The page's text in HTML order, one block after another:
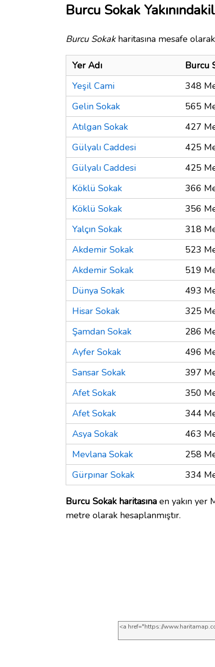
Burcu Sokak
Burcu Sokakharitasına mesafe
Yer Adı
Burcu
Yeşil Cami
348
Gelin Sokak
565
Atılgan Sokak
427
Gülyalı Caddesi
425
Gülyalı Caddesi
425
Köklü Sokak
366
Köklü Sokak
356
Yalçın Sokak
318
Akdemir Sokak
523
Akdemir Sokak
519
Dünya Sokak
493
Hisar Sokak
325
Şamdan Sokak
286
Ayfer Sokak
496
Sansar Sokak
397
Afet Sokak
350
Afet Sokak
344
Asya Sokak
463
Mevlana Sokak
258
Gürpınar Sokak
334
Burcu Sokak haritasına en yakın yer
metre olarak hesaplanmıştır.